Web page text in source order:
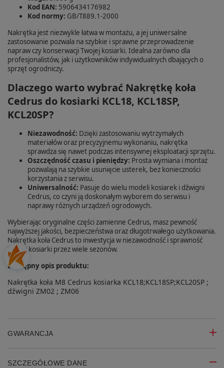
Kod EAN: 5906434176982
Kod normy: GB/T889.1-2000
Nakrętka jest niezwykle łatwa w montażu, a jej uniwersalne
zastosowanie pozwala na szybkie i sprawne przeprowadzenie
napraw czy konserwacji Twojej kosiarki. Idealna zarówno dla
profesjonalistów, jak i użytkowników indywidualnych dbających o
sprzęt ogrodniczy.
Dlaczego warto wybrać Nakrętkę koła
Cedrus do kosiarki KCL18, KCL18SP,
KCL20SP?
Niezawodność: Dzięki zastosowaniu wytrzymałych
materiałów oraz precyzyjnemu wykonaniu, nakrętka
sprawdza się nawet podczas intensywnej eksploatacji sprzętu.
Oszczędność czasu i pieniędzy: Prosta wymiana i montaż
pozwalają na szybkie usunięcie usterek, bez konieczności
korzystania z serwisu.
Uniwersalność: Pasuje do wielu modeli kosiarek i dźwigni
Cedrus, co czyni ją doskonałym wyborem do serwisu i
naprawy różnych urządzeń ogrodowych.
Wybierając oryginalne części zamienne Cedrus, masz pewność
najwyższej jakości, bezpieczeństwa oraz długotrwałego użytkowania.
Nakrętka koła Cedrus to inwestycja w niezawodność i sprawność
Twojej kosiarki przez wiele sezonów.
Dostępny opis produktu:
Nakrętka koła M8 Cedrus kosiarka KCL18;KCL18SP;KCL20SP ;
dźwigni ZM02 ; ZM06
GWARANCJA
SZCZEGÓŁOWE DANE